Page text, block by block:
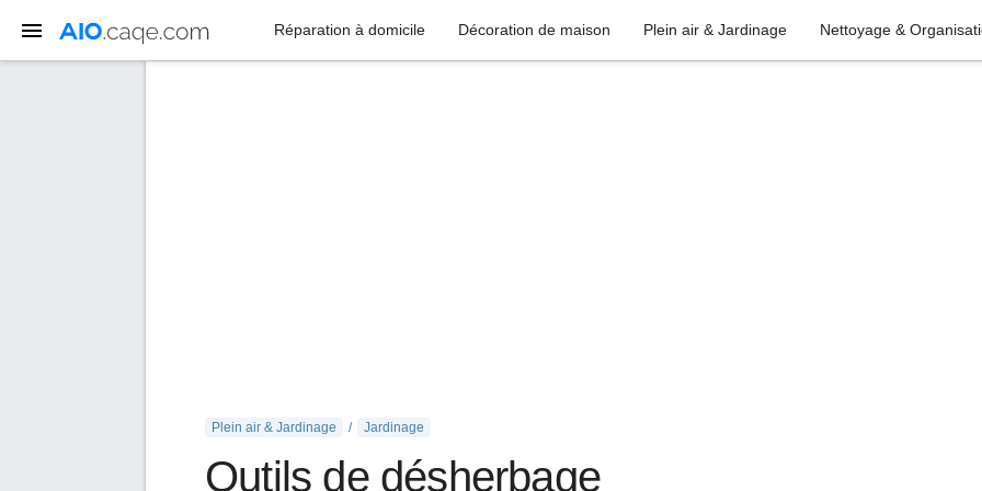
Réparation à domicile Décoration de maison Plein air & Jardinage Nettoyage &
Plein air & Jardinage Jardinage
Outils de désherbage